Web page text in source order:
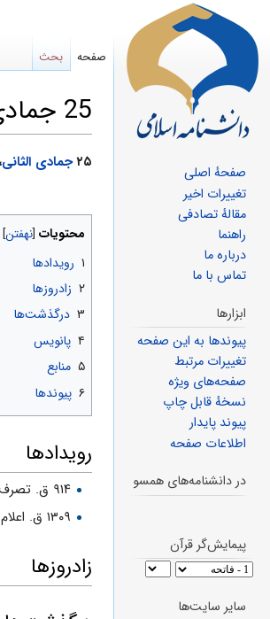
25 جمادی الثانی
پرش
ناوبری
پرش
جستجو
۲۵ جمادی الثانی،
محتویات
۱ رویدادها
۲ زادروزها
۳ درگذشت‌ها
۴ پانویس
۵ منابع
۶ پیوندها
رویدادها
۹۱۴ ق. تصرف
۱۳۰۹ ق. اعلام لغو حکم تحریم تنباکو از جانب "
زادروزها
صفحه بحث
صفحهٔ اصلی
تغییرات اخیر
مقالهٔ تصادفی
راهنما
درباره ما
تماس با ما
ابزارها
پیوندها به این صفحه
تغییرات مرتبط
صفحه‌های ویژه
نسخهٔ قابل چاپ
پیوند پایدار
اطلاعات صفحه
در دانشنامه‌های همسو
پیمایش‌گر قرآن
سایر سایت‌ها